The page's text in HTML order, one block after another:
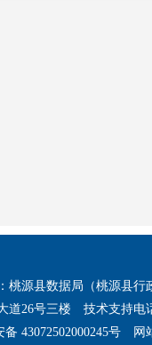
桃源县数据局（桃源县行
道26号三楼
技术支持电
43072502000245号 网